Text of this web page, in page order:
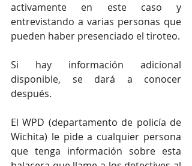
activamente en este caso y
entrevistando a varias personas que
pueden haber presenciado el tiroteo.
Si hay información adicional
disponible, se dará a conocer
después.
El WPD (departamento de policía de
Wichita) le pide a cualquier persona
que tenga información sobre esta